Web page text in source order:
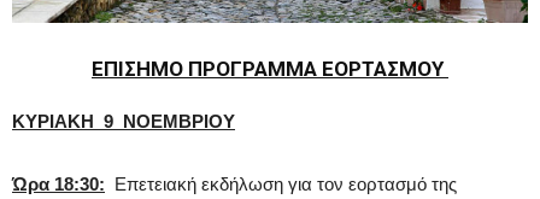
ΕΠΙΣΗΜΟ ΠΡΟΓΡΑΜΜΑ ΕΟΡΤΑΣΜΟΥ
ΚΥΡΙΑΚΗ 9 ΝΟΕΜΒΡΙΟΥ
Ώρα 18:30: Επετειακή εκδήλωση για τον εορτασμό της